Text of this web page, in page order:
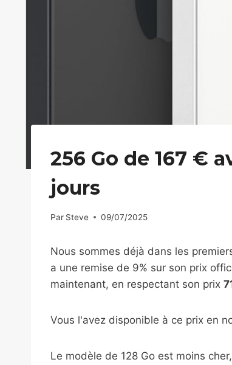
256 Go de 167 €
jours
Par Steve 09/07/2025
Nous sommes déjà dans les
a une remise de 9% sur son prix
maintenant, en respectant son prix
Vous l'avez disponible à ce prix en
Le modèle de 128 Go est moins